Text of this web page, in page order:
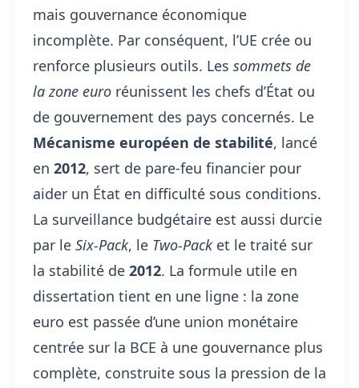
mais gouvernance économique
incomplète. Par conséquent, l’UE crée ou
renforce plusieurs outils. Les sommets de
la zone euro réunissent les chefs d’État ou
de gouvernement des pays concernés. Le
Mécanisme européen de stabilité, lancé
en 2012, sert de pare-feu financier pour
aider un État en difficulté sous conditions.
La surveillance budgétaire est aussi durcie
par le Six-Pack, le Two-Pack et le traité sur
la stabilité de 2012. La formule utile en
dissertation tient en une ligne : la zone
euro est passée d’une union monétaire
centrée sur la BCE à une gouvernance plus
complète, construite sous la pression de la